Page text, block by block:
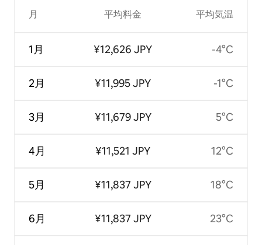
月
1月
2月
3月
4月
5月
6月
平均料金
¥12,626 JPY
¥11,995 JPY
¥11,679 JPY
¥11,521 JPY
¥11,837 JPY
¥11,837 JPY
平均気温
-4°C
-1°C
5°C
12°C
18°C
23°C